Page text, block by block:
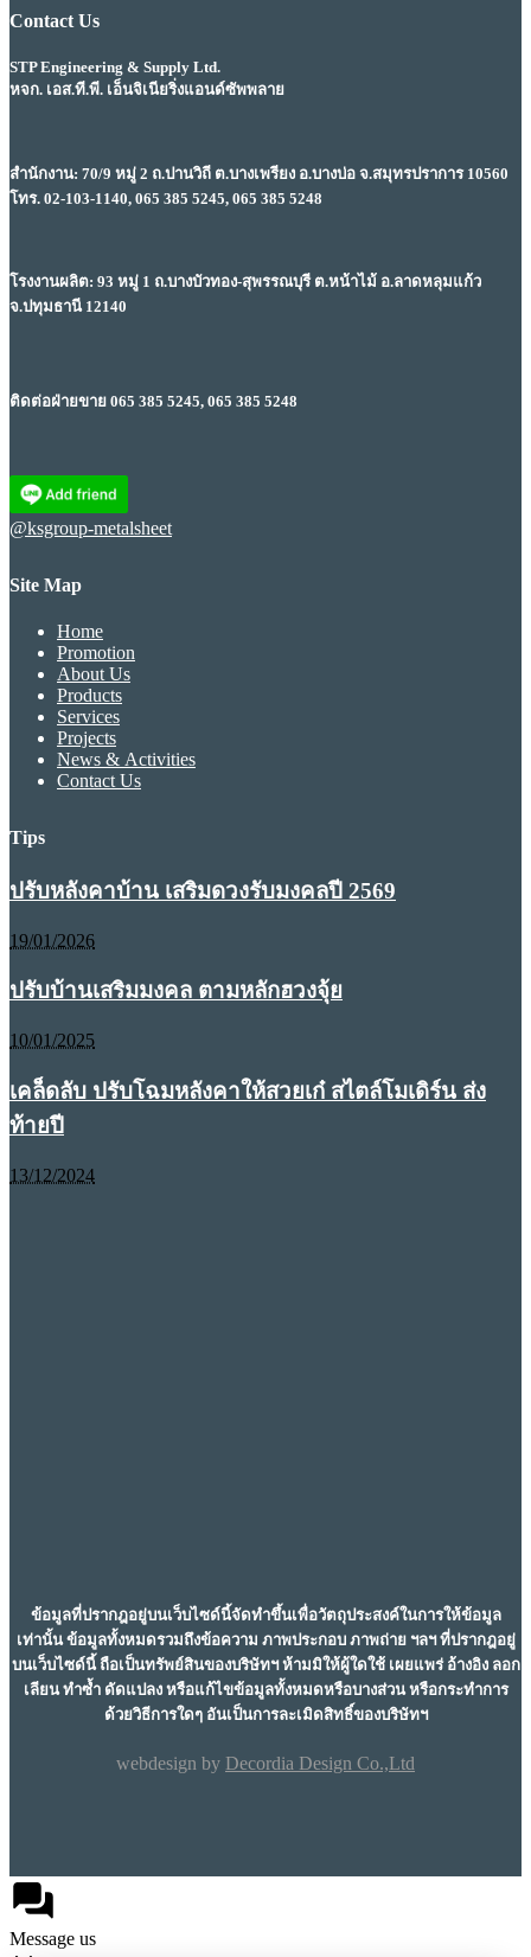
Contact Us
STP Engineering & Supply Ltd.
หจก. เอส.ที.พี. เอ็นจิเนียริ่งแอนด์ซัพพลาย
สำนักงาน: 70/9 หมู่ 2 ถ.ปานวิถี ต.บางเพรียง อ.บางบ่อ จ.สมุทรปราการ 10560
โทร. 02-103-1140, 065 385 5245, 065 385 5248
โรงงานผลิต: 93 หมู่ 1 ถ.บางบัวทอง-สุพรรณบุรี ต.หน้าไม้ อ.ลาดหลุมแก้ว
จ.ปทุมธานี 12140
ติดต่อฝ่ายขาย 065 385 5245, 065 385 5248
@ksgroup-metalsheet
Site Map
Home
Promotion
About Us
Products
Services
Projects
News & Activities
Contact Us
Tips
ปรับหลังคาบ้าน เสริมดวงรับมงคลปี 2569
19/01/2026
ปรับบ้านเสริมมงคล ตามหลักฮวงจุ้ย
10/01/2025
เคล็ดลับ ปรับโฉมหลังคาให้สวยเก๋ สไตล์โมเดิร์น ส่ง
ท้ายปี
13/12/2024
ข้อมูลที่ปรากฎอยู่บนเว็บไซด์นี้จัดทำขึ้นเพื่อวัตถุประสงค์ในการให้ข้อมูล
เท่านั้น ข้อมูลทั้งหมดรวมถึงข้อความ ภาพประกอบ ภาพถ่าย ฯลฯ ที่ปรากฎอยู่
บนเว็บไซด์นี้ ถือเป็นทรัพย์สินของบริษัทฯ ห้ามมิให้ผู้ใดใช้ เผยแพร่ อ้างอิง ลอก
เลียน ทำซ้ำ ดัดแปลง หรือแก้ไขข้อมูลทั้งหมดหรือบางส่วน หรือกระทำการ
ด้วยวิธีการใดๆ อันเป็นการละเมิดสิทธิ์ของบริษัทฯ
webdesign by Decordia Design Co.,Ltd
Message us